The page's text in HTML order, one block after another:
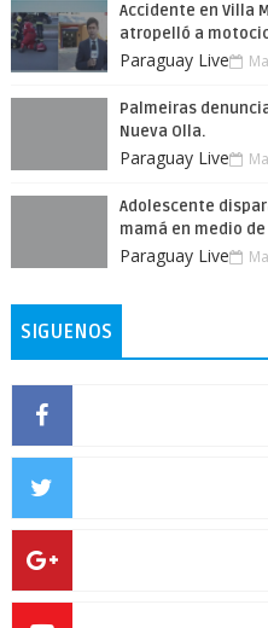
Accidente en Villa
atropelló a
Paraguay Live
Palmeiras
Nueva Olla.
Paraguay Live
Adolescente
mamá en medio
Paraguay Live
SIGUENOS